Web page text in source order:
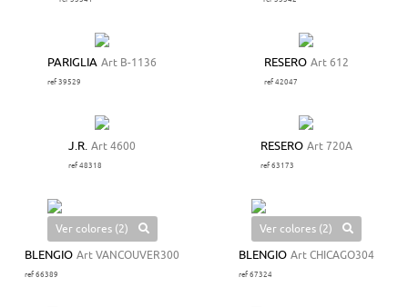
PARIGLIA Art B-1136
ref 39529
RESERO Art 612
ref 42047
J.R. Art 4600
ref 48318
RESERO Art 720A
ref 63173
Ver colores (2)
BLENGIO Art VANCOUVER300
ref 66389
Ver colores (2)
BLENGIO Art CHICAGO304
ref 67324